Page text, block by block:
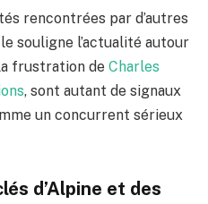
rencontrées par d’autres
souligne l’actualité autour
frustration de Charles
, sont autant de signaux
un concurrent sérieux
d’Alpine et des